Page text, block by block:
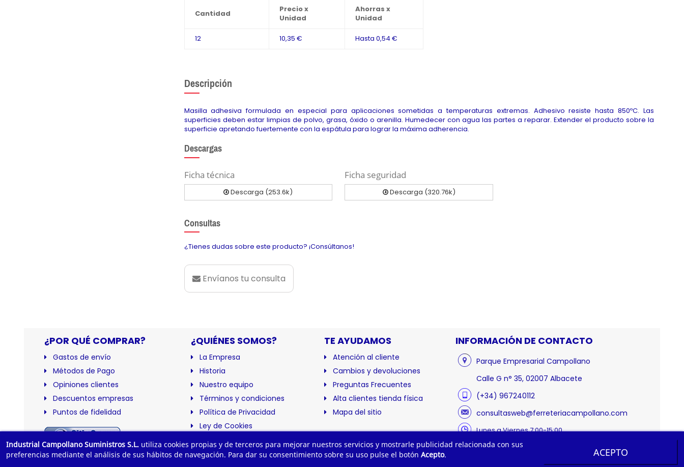
Cantidad
Precio x
Unidad
Ahorras x
Unidad
12 10,35 € Hasta 0,54 €
Descripción
Masilla adhesiva formulada en especial para aplicaciones sometidas a temperaturas extremas. Adhesivo resiste hasta 850ºC. Las
superficies deben estar limpias de polvo, grasa, óxido o arenilla. Humedecer con agua las partes a reparar. Extender el producto sobre la
superficie apretando fuertemente con la espátula para lograr la máxima adherencia.
Descargas
Ficha técnica
Descarga (253.6k)
Ficha seguridad
Descarga (320.76k)
Consultas
¿Tienes dudas sobre este producto? ¡Consúltanos!
Envíanos tu consulta
¿POR QUÉ COMPRAR?
Gastos de envío
Métodos de Pago
Opiniones clientes
Descuentos empresas
Puntos de fidelidad
¿QUIÉNES SOMOS?
La Empresa
Historia
Nuestro equipo
Términos y condiciones
Política de Privacidad
Ley de Cookies
Certificación
TE AYUDAMOS
Atención al cliente
Cambios y devoluciones
Preguntas Frecuentes
Alta clientes tienda física
Mapa del sitio
INFORMACIÓN DE CONTACTO
Parque Empresarial Campollano
Calle G n° 35, 02007 Albacete
(+34) 967240112
consultasweb@ferreteriacampollano.com
Lunes a Viernes 7:00-15:00
Industrial Campollano Suministros S.L. utiliza cookies propias y de terceros para mejorar nuestros servicios y mostrarle publicidad relacionada con sus
preferencias mediante el análisis de sus hábitos de navegación. Para dar su consentimiento sobre su uso pulse el botón Acepto. ACEPTO